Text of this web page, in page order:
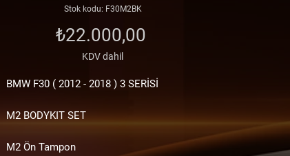
Stok kodu: F30M2BK
₺22.000,00
KDV dahil
BMW F30 ( 2012 - 2018 ) 3 SERİSİ
M2 BODYKIT SET
M2 Ön Tampon